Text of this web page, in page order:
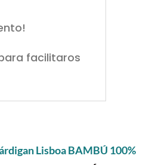
facilitaros